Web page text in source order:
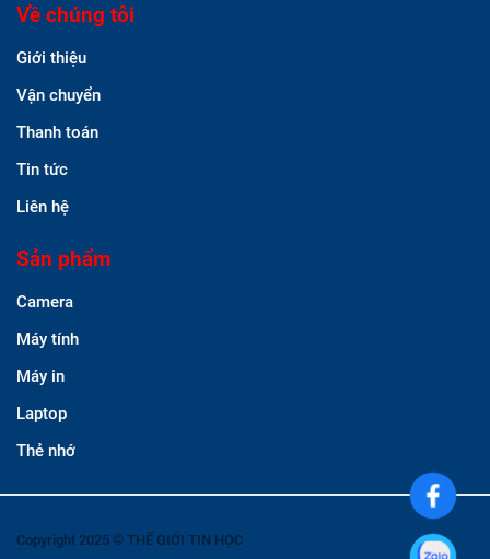
Về chúng tôi
Giới thiệu
Vận chuyển
Thanh toán
Tin tức
Liên hệ
Sản phẩm
Camera
Máy tính
Máy in
Laptop
Thẻ nhớ
Copyright 2025 © THẾ GIỚI TIN HỌC